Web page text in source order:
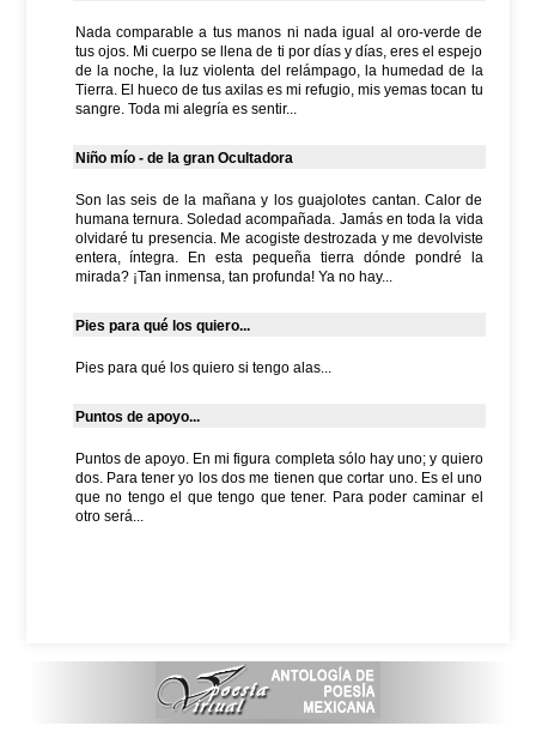
Nada comparable a tus manos ni nada igual al oro-verde de
tus ojos. Mi cuerpo se llena de ti por días y días, eres el espejo
de la noche, la luz violenta del relámpago, la humedad de la
Tierra. El hueco de tus axilas es mi refugio, mis yemas tocan tu
sangre. Toda mi alegría es sentir...
Niño mío - de la gran Ocultadora
Son las seis de la mañana y los guajolotes cantan. Calor de
humana ternura. Soledad acompañada. Jamás en toda la vida
olvidaré tu presencia. Me acogiste destrozada y me devolviste
entera, íntegra. En esta pequeña tierra dónde pondré la
mirada? ¡Tan inmensa, tan profunda! Ya no hay...
Pies para qué los quiero...
Pies para qué los quiero si tengo alas...
Puntos de apoyo...
Puntos de apoyo. En mi figura completa sólo hay uno; y quiero
dos. Para tener yo los dos me tienen que cortar uno. Es el uno
que no tengo el que tengo que tener. Para poder caminar el
otro será...